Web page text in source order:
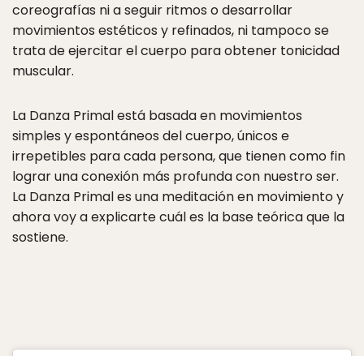
coreografías ni a seguir ritmos o desarrollar
movimientos estéticos y refinados, ni tampoco se
trata de ejercitar el cuerpo para obtener tonicidad
muscular.
La Danza Primal está basada en movimientos
simples y espontáneos del cuerpo, únicos e
irrepetibles para cada persona, que tienen como fin
lograr una conexión más profunda con nuestro ser.
La Danza Primal es una meditación en movimiento y
ahora voy a explicarte cuál es la base teórica que la
sostiene.